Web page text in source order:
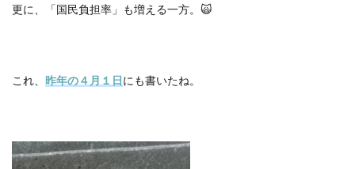
更に、「国民負担率」も増える一方。 🙀
これ、 昨年の４月１日にも書いたね。